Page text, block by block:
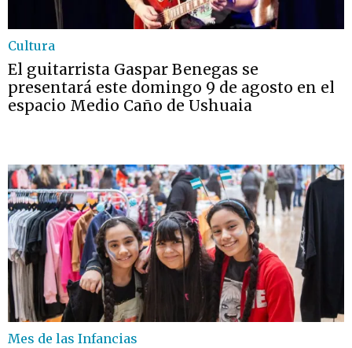
Cultura
El guitarrista Gaspar Benegas se
presentará este domingo 9 de agosto en el
espacio Medio Caño de Ushuaia
Mes de las Infancias